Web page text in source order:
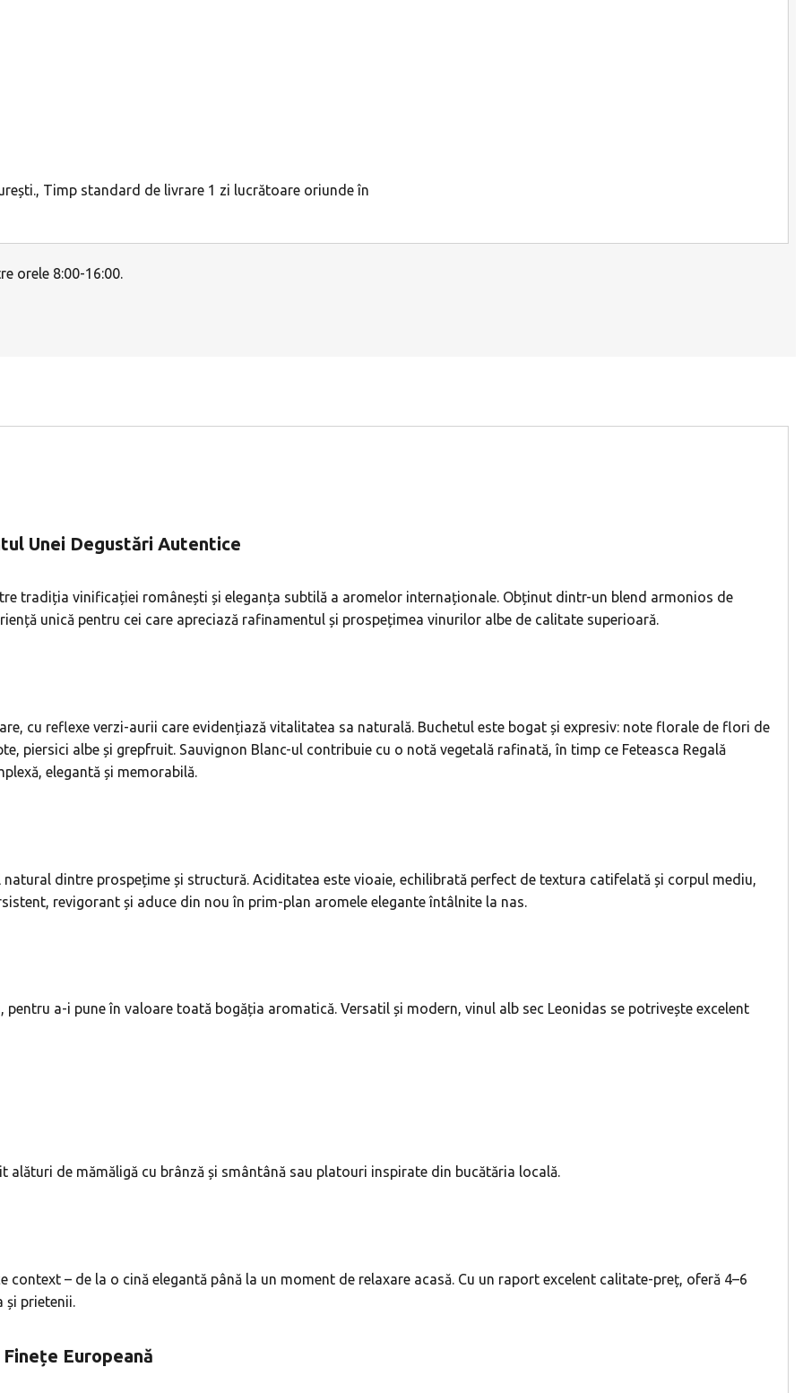
Timp standard de livrare 1 zi lucrătoare oriunde în
orele 8:00-16:00.
Unei Degustări Autentice
tradiția vinificației românești și eleganța subtilă a aromelor internaționale. Obținut dintr-un blend armonios de
unică pentru cei care apreciază rafinamentul și prospețimea vinurilor albe de calitate superioară.
cu reflexe verzi-aurii care evidențiază vitalitatea sa naturală. Buchetul este bogat și expresiv: note florale de flori de
piersici albe și grepfruit. Sauvignon Blanc-ul contribuie cu o notă vegetală rafinată, în timp ce Feteasca Regală
elegantă și memorabilă.
dintre prospețime și structură. Aciditatea este vioaie, echilibrată perfect de textura catifelată și corpul mediu,
revigorant și aduce din nou în prim-plan aromele elegante întâlnite la nas.
pentru a-i pune în valoare toată bogăția aromatică. Versatil și modern, vinul alb sec Leonidas se potrivește excelent
de mămăligă cu brânză și smântână sau platouri inspirate din bucătăria locală.
– de la o cină elegantă până la un moment de relaxare acasă. Cu un raport excelent calitate-preț, oferă 4–6
și prietenii.
Europeană